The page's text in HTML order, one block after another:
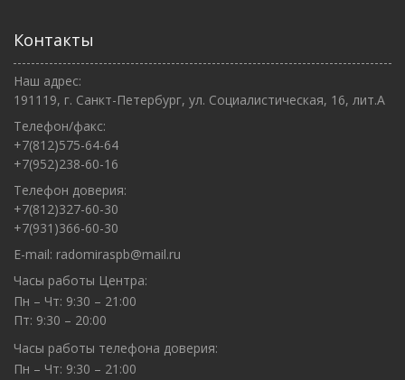
Контакты
Наш адрес:
191119, г. Санкт-Петербург, ул. Социалистическая, 16, лит.А
Телефон/факс:
+7(812)575-64-64
+7(952)238-60-16
Телефон доверия:
+7(812)327-60-30
+7(931)366-60-30
E-mail: radomiraspb@mail.ru
Часы работы Центра:
Пн – Чт: 9:30 – 21:00
Пт: 9:30 – 20:00
Часы работы телефона доверия:
Пн – Чт: 9:30 – 21:00